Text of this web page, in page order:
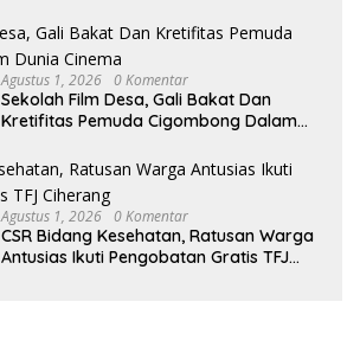
Bendera Merah Putih Kepada
Masyarakat Dan Pengguna Jalan.
Agustus 1, 2026 0 Komentar
Sekolah Film Desa, Gali Bakat Dan
Kretifitas Pemuda Cigombong Dalam
Agustus 1, 2026 0 Komentar
CSR Bidang Kesehatan, Ratusan Warga
Antusias Ikuti Pengobatan Gratis TFJ